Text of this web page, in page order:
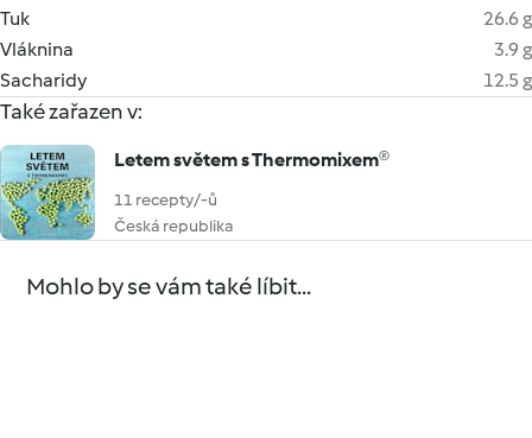
Tuk
26.6 g
Vláknina
3.9 g
Sacharidy
12.5 g
Také zařazen v:
Letem světem s Thermomixem®
11 recepty/-ů
Česká republika
Mohlo by se vám také líbit...